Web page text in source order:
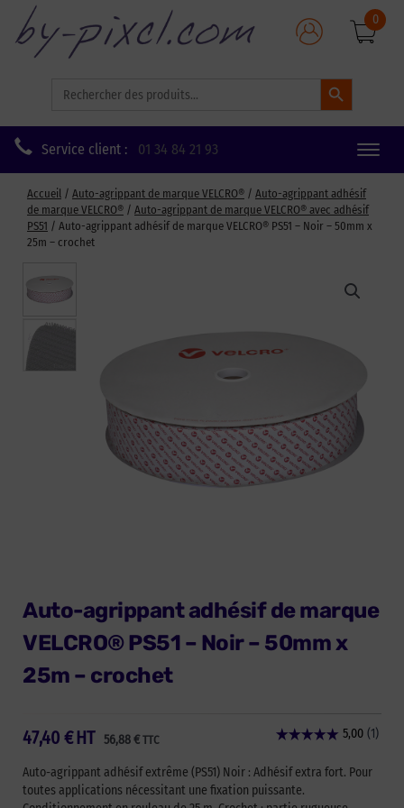
for:
Search Button
0
Service client : 01 34 84 21 93
Toggle
Accueil / Auto-agrippant de marque VELCRO® / Auto-agrippant adhésif
de marque VELCRO® / Auto-agrippant de marque VELCRO® avec adhésif
PS51 / Auto-agrippant adhésif de marque VELCRO® PS51 – Noir – 50mm x
25m – crochet
Auto-agrippant adhésif de marque
VELCRO® PS51 – Noir – 50mm x
25m – crochet
47,40 € 56,88€ TTC
HT
Auto-agrippant adhésif extrême (PS51) Noir : Adhésif extra fort. Pour
toutes applications nécessitant une fixation puissante.